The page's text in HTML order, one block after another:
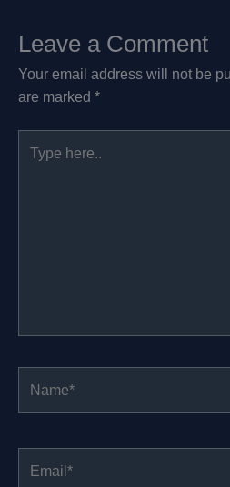
Leave a Comment
Your email address will not be
are marked *
here..